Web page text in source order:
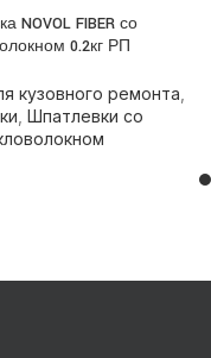
NOVOL FIBER со
0.2кг РП
кузовного ремонта
Шпатлевки со